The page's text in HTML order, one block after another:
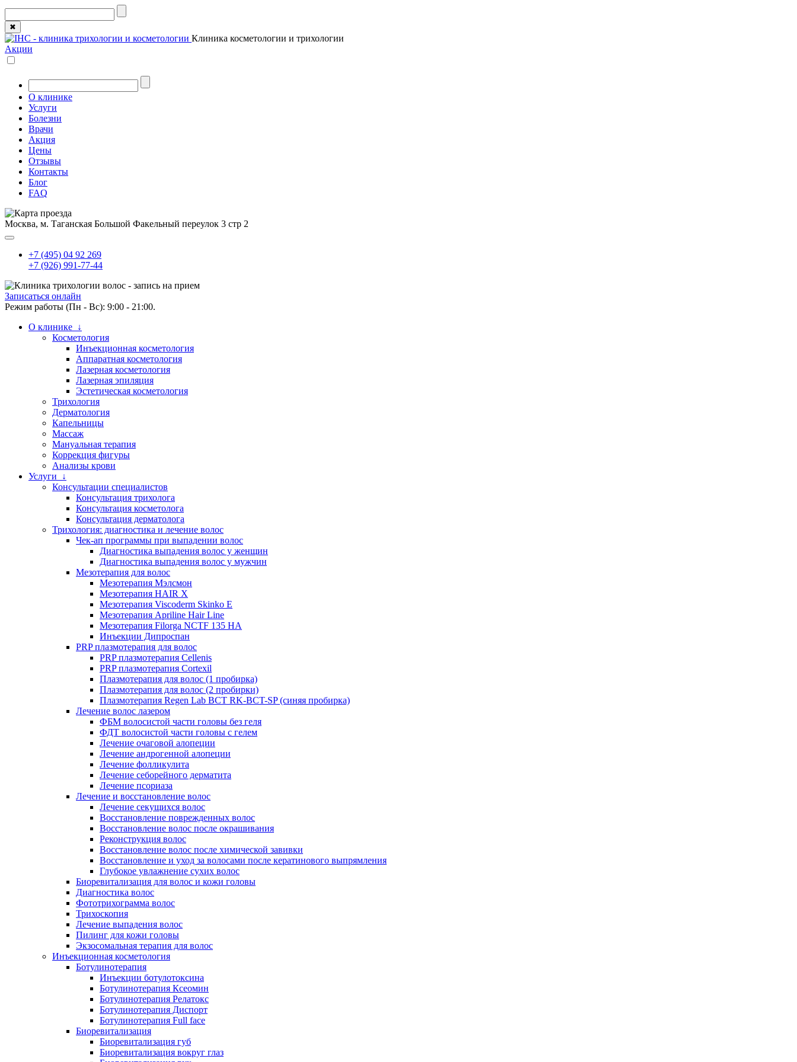
✖
Клиника косметологии и трихологии
Акции
О клинике
Услуги
Болезни
Врачи
Акция
Цены
Отзывы
Контакты
Блог
FAQ
Москва, м. Таганская Большой Факельный переулок 3 стр 2
+7 (495) 04 92 269
+7 (926) 991-77-44
Записаться онлайн
Режим работы (Пн - Вс): 9:00 - 21:00.
О клинике ↓
Косметология
Инъекционная косметология
Аппаратная косметология
Лазерная косметология
Лазерная эпиляция
Эстетическая косметология
Трихология
Дерматология
Капельницы
Массаж
Мануальная терапия
Коррекция фигуры
Анализы крови
Услуги ↓
Консультации специалистов
Консультация трихолога
Консультация косметолога
Консультация дерматолога
Трихология: диагностика и лечение волос
Чек-ап программы при выпадении волос
Диагностика выпадения волос у женщин
Диагностика выпадения волос у мужчин
Мезотерапия для волос
Мезотерапия Мэлсмон
Мезотерапия HAIR X
Мезотерапия Viscoderm Skinko E
Мезотерапия Apriline Hair Line
Мезотерапия Filorga NCTF 135 HA
Инъекции Дипроспан
PRP плазмотерапия для волос
PRP плазмотерапия Cellenis
PRP плазмотерапия Cortexil
Плазмотерапия для волос (1 пробирка)
Плазмотерапия для волос (2 пробирки)
Плазмотерапия Regen Lab BCT RK-BCT-SP (синяя пробирка)
Лечение волос лазером
ФБМ волосистой части головы без геля
ФДТ волосистой части головы с гелем
Лечение очаговой алопеции
Лечение андрогенной алопеции
Лечение фолликулита
Лечение себорейного дерматита
Лечение псориаза
Лечение и восстановление волос
Лечение секущихся волос
Восстановление поврежденных волос
Восстановление волос после окрашивания
Реконструкция волос
Восстановление волос после химической завивки
Восстановление и уход за волосами после кератинового выпрямления
Глубокое увлажнение сухих волос
Биоревитализация для волос и кожи головы
Диагностика волос
Фототрихограмма волос
Трихоскопия
Лечение выпадения волос
Пилинг для кожи головы
Экзосомальная терапия для волос
Инъекционная косметология
Ботулинотерапия
Инъекции ботулотоксина
Ботулинотерапия Ксеомин
Ботулинотерапия Релатокс
Ботулинотерапия Диспорт
Ботулинотерапия Full face
Биоревитализация
Биоревитализация губ
Биоревитализация вокруг глаз